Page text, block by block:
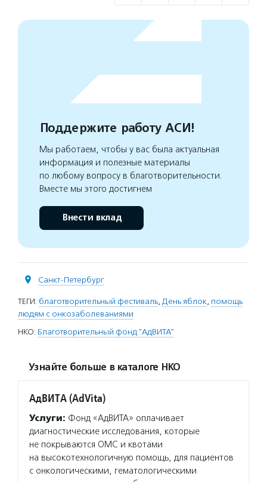
Поддержите работу АСИ!
Мы работаем, чтобы у вас была актуальная
информация и полезные материалы
по любому вопросу в благотворительности.
Вместе мы этого достигнем
Внести вклад
Санкт-Петербург
ТЕГИ: благотворительный фестиваль, День яблок, помощь
людям с онкозаболеваниями
НКО: Благотворительный фонд "АдВИТА"
Узнайте больше в каталоге НКО
АдВИТА (AdVita)
Услуги: Фонд «АдВИТА» оплачивает
диагностические исследования, которые
не покрываются ОМС и квотами
на высокотехнологичную помощь, для пациентов
с онкологическими, гематологическими